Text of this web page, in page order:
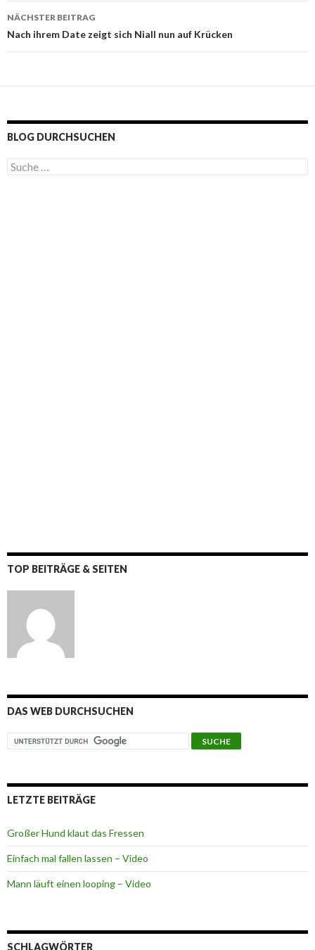
NÄCHSTER BEITRAG
Nach ihrem Date zeigt sich Niall nun auf Krücken
BLOG DURCHSUCHEN
S
u
TOP BEITRÄGE & SEITEN
DAS WEB DURCHSUCHEN
LETZTE BEITRÄGE
Großer Hund klaut das Fressen
Einfach mal fallen lassen – Video
Mann läuft einen looping – Video
SCHLAGWÖRTER